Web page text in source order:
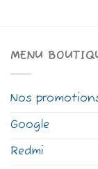
MENU
Nos
Google
Redmi